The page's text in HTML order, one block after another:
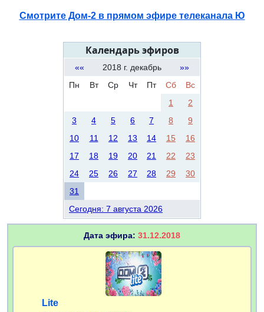
Смотрите Дом-2 в прямом эфире телеканала Ю
Календарь эфиров
«« 2018 г. декабрь
»»
Пн
Вт Ср Чт Пт Сб
Вс
1
2
3
4 5 6 7 8
9
10
11 12 13 14 15
16
17
18 19 20 21 22
23
24
25 26 27 28 29
30
31
Сегодня: 7 августа 2026
Дата эфира: 31.12.2018
Lite